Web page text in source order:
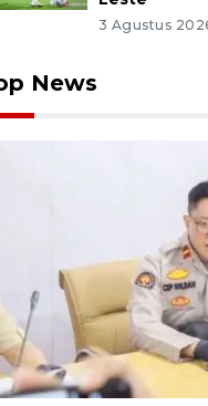
3 Agustus 2026
News